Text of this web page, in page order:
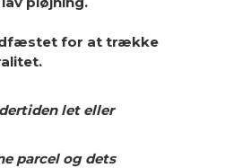
for at trække
let eller
parcel og dets